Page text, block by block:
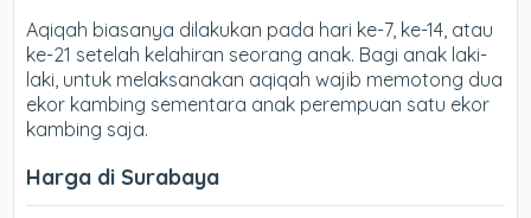
Aqiqah biasanya dilakukan pada hari ke-7, ke-14, atau
ke-21 setelah kelahiran seorang anak. Bagi anak laki-
laki, untuk melaksanakan aqiqah wajib memotong dua
ekor kambing sementara anak perempuan satu ekor
kambing saja.
Harga di Surabaya